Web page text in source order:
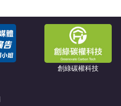
創綠碳權科技